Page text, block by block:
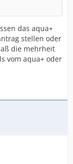
das aqua+
stellen oder
die mehrheit
vom aqua+ oder